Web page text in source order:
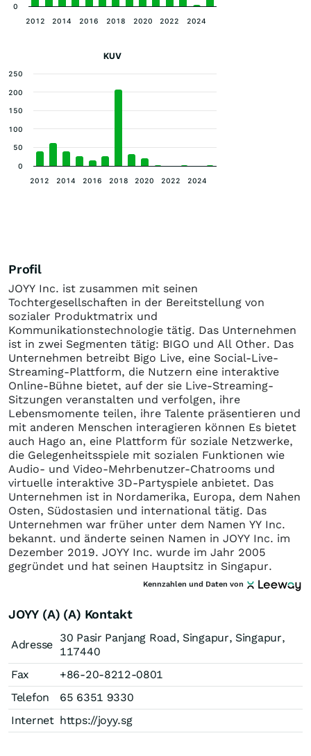
2012 2014 2016 2018 2020 2022 2024
0
KUV
2012 2014 2016 2018 2020 2022 2024
0
50
100
150
200
250
Profil
JOYY Inc. ist zusammen mit seinen
Tochtergesellschaften in der Bereitstellung von
sozialer Produktmatrix und
Kommunikationstechnologie tätig. Das Unternehmen
ist in zwei Segmenten tätig: BIGO und All Other. Das
Unternehmen betreibt Bigo Live, eine Social-Live-
Streaming-Plattform, die Nutzern eine interaktive
Online-Bühne bietet, auf der sie Live-Streaming-
Sitzungen veranstalten und verfolgen, ihre
Lebensmomente teilen, ihre Talente präsentieren und
mit anderen Menschen interagieren können Es bietet
auch Hago an, eine Plattform für soziale Netzwerke,
die Gelegenheitsspiele mit sozialen Funktionen wie
Audio- und Video-Mehrbenutzer-Chatrooms und
virtuelle interaktive 3D-Partyspiele anbietet. Das
Unternehmen ist in Nordamerika, Europa, dem Nahen
Osten, Südostasien und international tätig. Das
Unternehmen war früher unter dem Namen YY Inc.
bekannt. und änderte seinen Namen in JOYY Inc. im
Dezember 2019. JOYY Inc. wurde im Jahr 2005
gegründet und hat seinen Hauptsitz in Singapur.
Kennzahlen und Daten von
JOYY (A) (A) Kontakt
Adresse
30 Pasir Panjang Road, Singapur, Singapur,
117440
Fax
+86-20-8212-0801
Telefon
65 6351 9330
Internet https://joyy.sg